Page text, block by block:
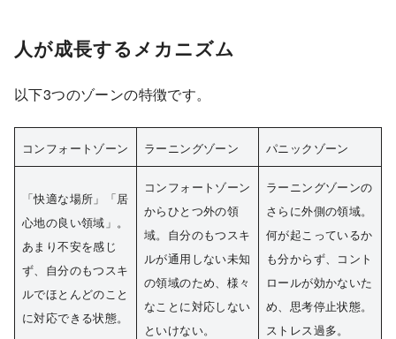
人が成長するメカニズム
以下3つのゾーンの特徴です。
コンフォートゾーン ラーニングゾーン パニックゾーン
「快適な場所」「居
心地の良い領域」。
あまり不安を感じ
ず、自分のもつスキ
ルでほとんどのこと
に対応できる状態。
コンフォートゾーン
からひとつ外の領
域。自分のもつスキ
ルが通用しない未知
の領域のため、様々
なことに対応しない
といけない。
ラーニングゾーンの
さらに外側の領域。
何が起こっているか
も分からず、コント
ロールが効かないた
め、思考停止状態。
ストレス過多。